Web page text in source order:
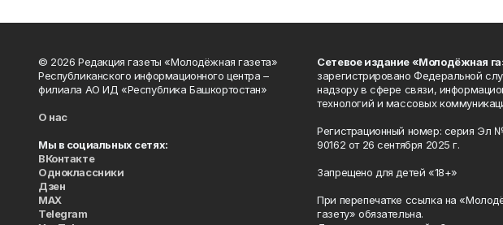
© 2026 Редакция газеты «Молодёжная газета»
Республиканского информационного центра –
филиала АО ИД «Республика Башкортостан»
О нас
Мы в социальных сетях:
ВКонтакте
Одноклассники
Дзен
MAX
Telegram
Сетевое издание «Молодёжная
зарегистрировано Федеральной
надзору в сфере связи,
технологий и массовых
Регистрационный номер: серия Эл
90162 от 26 сентября 2025 г.
Запрещено для детей «18+»
При перепечатке ссылка на
газету» обязательна.